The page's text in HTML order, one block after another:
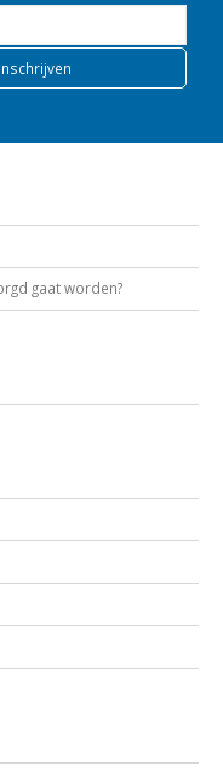
gaat worden?